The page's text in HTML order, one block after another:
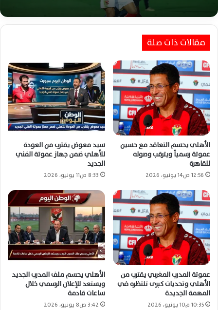
الأهلي يحسم موقف إمام عاشور ويترقب عرضًا
استثنائيًا قبل معسكر إسبانيا المرتقب
محمد شريف يتمسك بالبقاء ويضع الأهلي أمام
أزمة جديدة خلال الميركاتو الصيفي الحالي
مقالات ذات صلة
الأهلي يحسم التعاقد مع حسين
عموتة رسمياً ويترقب وصوله
للقاهرة
12:56 ص14 يونيو، 2026
سيد معوض يقترب من العودة
للأهلي ضمن جهاز عموتة الفني
الجديد
8:33 ص11 يونيو، 2026
عموتة المدرب المغربي يقترب من
الأهلي وتحديات كبرى تنتظره في
المهمة الجديدة
10:35 م10 يونيو، 2026
الأهلي يحسم ملف المدرب الجديد
ويستعد للإعلان الرسمي خلال
ساعات قادمة
3:42 ص8 يونيو، 2026